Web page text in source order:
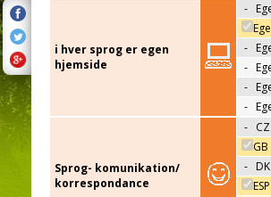
i hver sprog er egen
hjemside
-
-
-
-
-
Sprog- komunikation/
korrespondance
- CZ
GB
- DK
ESP